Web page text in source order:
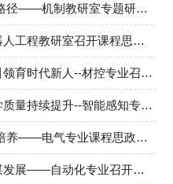
筑牢育人主阵地 构建思政新路径——机制教研室专题研讨人才培养与毕业设计工作
思政赋能，铸魂育人——机器人工程教研室召开课程思政教学研讨会
深学细悟教育家精神，思政引领育时代新人--材控专业召开教研室例会
聚焦课程思政建设，推动教学质量持续提升--智能感知专业召开专题教研会​
深耕课程思政 赋能电气人才培养——电气专业课程思政教学研讨会召开
凝心聚力迎认证，协同育人谋发展——自动化专业召开工程教育专业认证与课程思政协同育人探讨会